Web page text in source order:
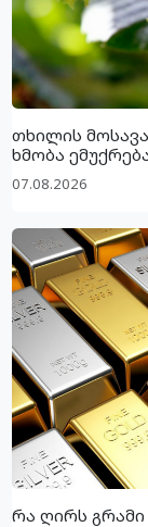
თხილის
ხმობა
07.08.2026
რა ღირს